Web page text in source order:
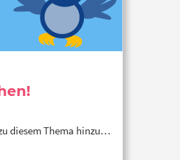
diesem Thema hinzu…